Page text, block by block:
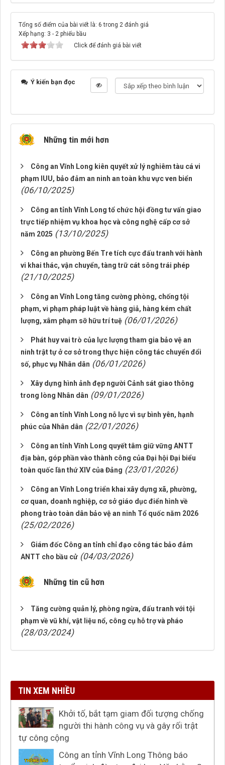
Tổng số điểm của bài viết là: 6 trong 2 đánh giá
Xếp hạng: 3 - 2 phiếu bầu
Click để đánh giá bài viết
Ý kiến bạn đọc
Những tin mới hơn
Công an Vĩnh Long kiên quyết xử lý nghiêm tàu cá vi
phạm IUU, bảo đảm an ninh an toàn khu vực ven biển
(06/10/2025)
Công an tỉnh Vĩnh Long tổ chức hội đồng tư vấn giao
trực tiếp nhiệm vụ khoa học và công nghệ cấp cơ sở
năm 2025 (13/10/2025)
Công an phường Bến Tre tích cực đấu tranh với hành
vi khai thác, vận chuyển, tàng trữ cát sông trái phép
(21/10/2025)
Công an Vĩnh Long tăng cường phòng, chống tội
phạm, vi phạm pháp luật về hàng giả, hàng kém chất
lượng, xâm phạm sỡ hữu trí tuệ (06/01/2026)
Phát huy vai trò của lực lượng tham gia bảo vệ an
ninh trật tự ở cơ sở trong thực hiện công tác chuyển đổi
số, phục vụ Nhân dân (06/01/2026)
Xây dựng hình ảnh đẹp người Cảnh sát giao thông
trong lòng Nhân dân (09/01/2026)
Công an tỉnh Vĩnh Long nỗ lực vì sự bình yên, hạnh
phúc của Nhân dân (22/01/2026)
Công an tỉnh Vĩnh Long quyết tâm giữ vững ANTT
địa bàn, góp phần vào thành công của Đại hội Đại biểu
toàn quốc lần thứ XIV của Đảng (23/01/2026)
Công an Vĩnh Long triển khai xây dựng xã, phường,
cơ quan, doanh nghiệp, cơ sở giáo dục điển hình về
phong trào toàn dân bảo vệ an ninh Tổ quốc năm 2026
(25/02/2026)
Giám đốc Công an tỉnh chỉ đạo công tác bảo đảm
ANTT cho bầu cử (04/03/2026)
Những tin cũ hơn
Tăng cường quản lý, phòng ngừa, đấu tranh với tội
phạm về vũ khí, vật liệu nổ, công cụ hỗ trợ và pháo
(28/03/2024)
TIN XEM NHIỀU
Khởi tố, bắt tạm giam đối tượng chống
người thi hành công vụ và gây rối trật
tự công cộng
Công an tỉnh Vĩnh Long Thông báo